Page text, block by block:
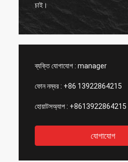
চাই।
ব্যক্তি যোগাযোগ : manager
ফোন নম্বর : +86 13922864215
হোয়াটসঅ্যাপ : +8613922864215
যোগাযোগ